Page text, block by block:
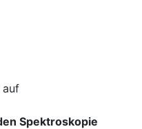
auf
Spektroskopie